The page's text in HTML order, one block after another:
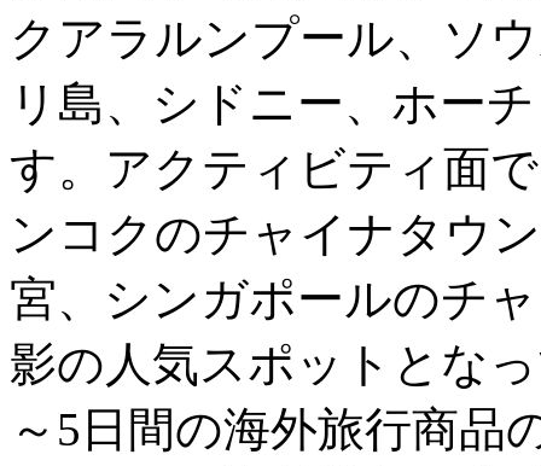
クアラルンプール、ソ
リ島、シドニー、ホー
す。アクティビティ面
ンコクのチャイナタウ
宮、シンガポールのチ
影の人気スポットとな
～5日間の海外旅行商品